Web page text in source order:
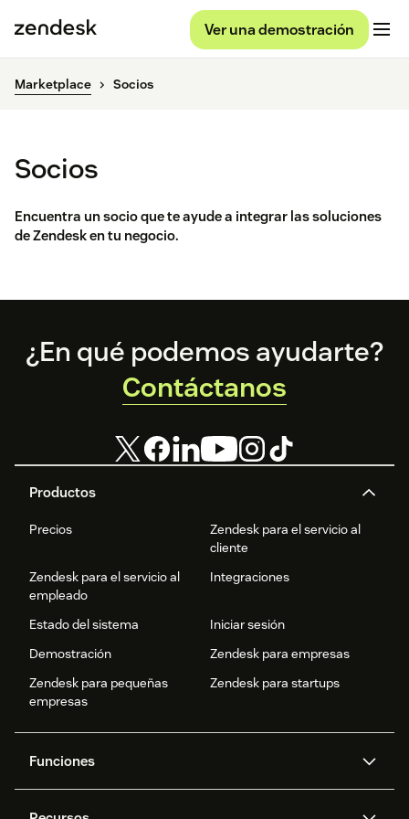
Ver una demostración
Marketplace Socios
Socios
Encuentra un socio que te ayude a integrar las soluciones
de Zendesk en tu negocio.
Footer
Productos
Precios
Zendesk para el servicio al
cliente
Zendesk para el servicio al
empleado
Integraciones
Estado del sistema
Iniciar sesión
Demostración
Zendesk para empresas
Zendesk para pequeñas
empresas
Zendesk para startups
Funciones
¿En qué podemos ayudarte?
Contáctanos